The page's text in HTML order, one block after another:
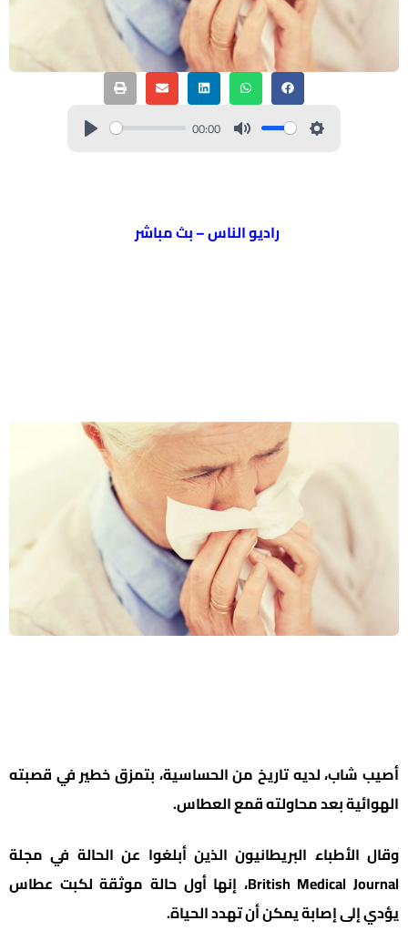
00:00
راديو الناس – بث مباشر
أصيب شاب، لديه تاريخ من الحساسية، بتمزق خطير في قصبته
الهوائية بعد محاولته قمع العطاس.
وقال الأطباء البريطانيون الذين أبلغوا عن الحالة في مجلة
British Medical Journal، إنها أول حالة موثقة لكبت عطاس
يؤدي إلى إصابة يمكن أن تهدد الحياة.